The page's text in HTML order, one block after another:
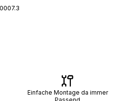
Einfache Montage da immer